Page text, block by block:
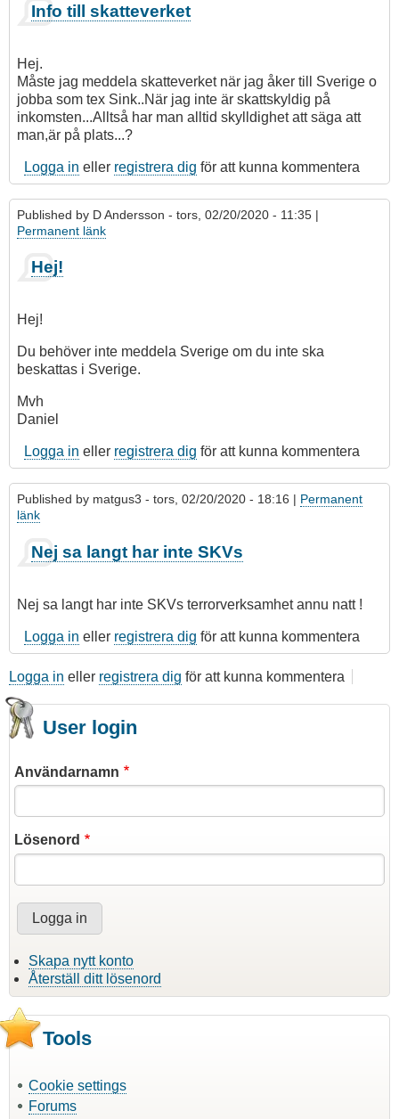
Info till skatteverket
Hej.
Måste jag meddela skatteverket när jag åker till Sverige o
jobba som tex Sink..När jag inte är skattskyldig på
inkomsten...Alltså har man alltid skylldighet att säga att
man,är på plats...?
Logga in eller registrera dig för att kunna kommentera
Published by D Andersson - tors, 02/20/2020 - 11:35 |
Permanent länk
Hej!
Hej!
Du behöver inte meddela Sverige om du inte ska
beskattas i Sverige.
Mvh
Daniel
Logga in eller registrera dig för att kunna kommentera
Published by matgus3 - tors, 02/20/2020 - 18:16 | Permanent
länk
Nej sa langt har inte SKVs
Nej sa langt har inte SKVs terrorverksamhet annu natt !
Logga in eller registrera dig för att kunna kommentera
Logga in eller registrera dig för att kunna kommentera
User login
Användarnamn
Lösenord
Skapa nytt konto
Återställ ditt lösenord
Tools
Cookie settings
Forums